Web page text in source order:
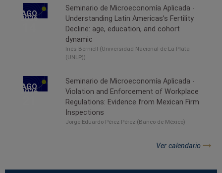
AGO
2026
Seminario de Microeconomía Aplicada -
Understanding Latin Americas’s Fertility
Decline: age, education, and cohort
dynamic
Inés Berniell (Universidad Nacional de La Plata
(UNLP))
AGO
2026
Seminario de Microeconomía Aplicada -
Violation and Enforcement of Workplace
Regulations: Evidence from Mexican Firm
Inspections
Jorge Eduardo Pérez Pérez (Banco de México)
Ver calendario